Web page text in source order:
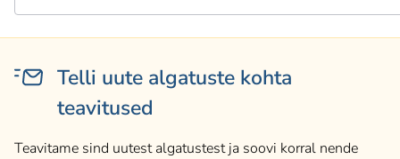
Telli uute algatuste kohta
teavitused
Teavitame sind uutest algatustest ja soovi korral nende